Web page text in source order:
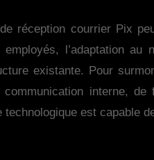
de réception courrier Pix
l’adaptation au
existante. Pour
communication interne,
technologique est capable